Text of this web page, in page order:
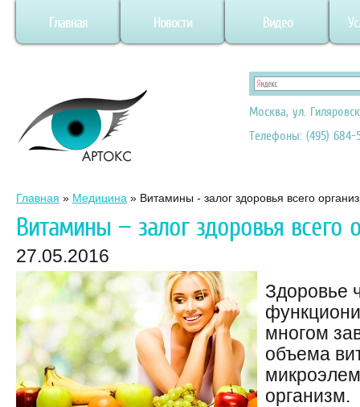
Главная Новости Видео
Москва, ул.
Телефоны: (495) 684-
Главная » Медицина » Витамины - залог здоровья всего
Витамины — залог здоровья всего
27.05.2016
Здоровье
многом
объема
организм.